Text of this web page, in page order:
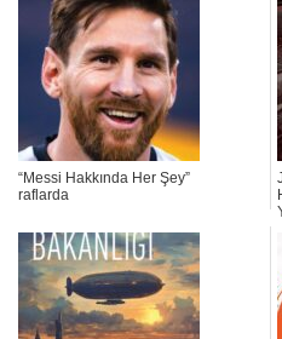
“Messi Hakkında Her Şey”
raflarda